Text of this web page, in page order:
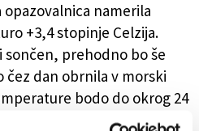
namerila
+3,4 stopinje Celzija.
sončen, prehodno bo še
čez dan obrnila v morski
bodo do okrog 24
bodo nadvse prijetne.